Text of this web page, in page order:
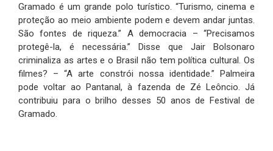
Gramado é um grande polo turístico. “Turismo, cinema e
proteção ao meio ambiente podem e devem andar juntas.
São fontes de riqueza.” A democracia – “Precisamos
protegê-la, é necessária.” Disse que Jair Bolsonaro
criminaliza as artes e o Brasil não tem política cultural. Os
filmes? – “A arte constrói nossa identidade.” Palmeira
pode voltar ao Pantanal, à fazenda de Zé Leôncio. Já
contribuiu para o brilho desses 50 anos de Festival de
Gramado.